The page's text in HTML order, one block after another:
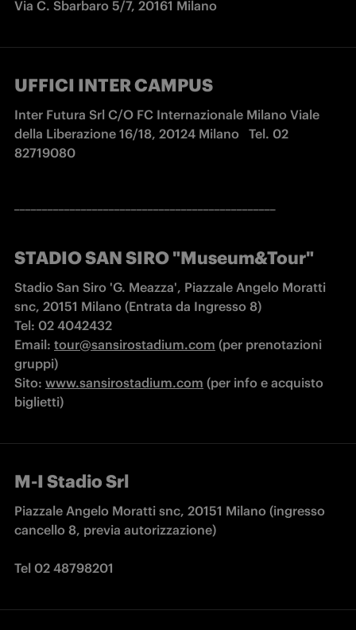
Via C. Sbarbaro 5/7, 20161 Milano
UFFICI INTER CAMPUS
Inter Futura Srl C/O FC Internazionale Milano Viale
della Liberazione 16/18, 20124 Milano   Tel. 02
82719080
STADIO SAN SIRO "Museum&Tour"
Stadio San Siro 'G. Meazza', Piazzale Angelo Moratti
snc, 20151 Milano (Entrata da Ingresso 8)
Tel: 02 4042432
Email: tour@sansirostadium.com (per prenotazioni
gruppi)
Sito: www.sansirostadium.com (per info e acquisto
biglietti)
M-I Stadio Srl
Piazzale Angelo Moratti snc, 20151 Milano (ingresso
cancello 8, previa autorizzazione)
Tel 02 48798201